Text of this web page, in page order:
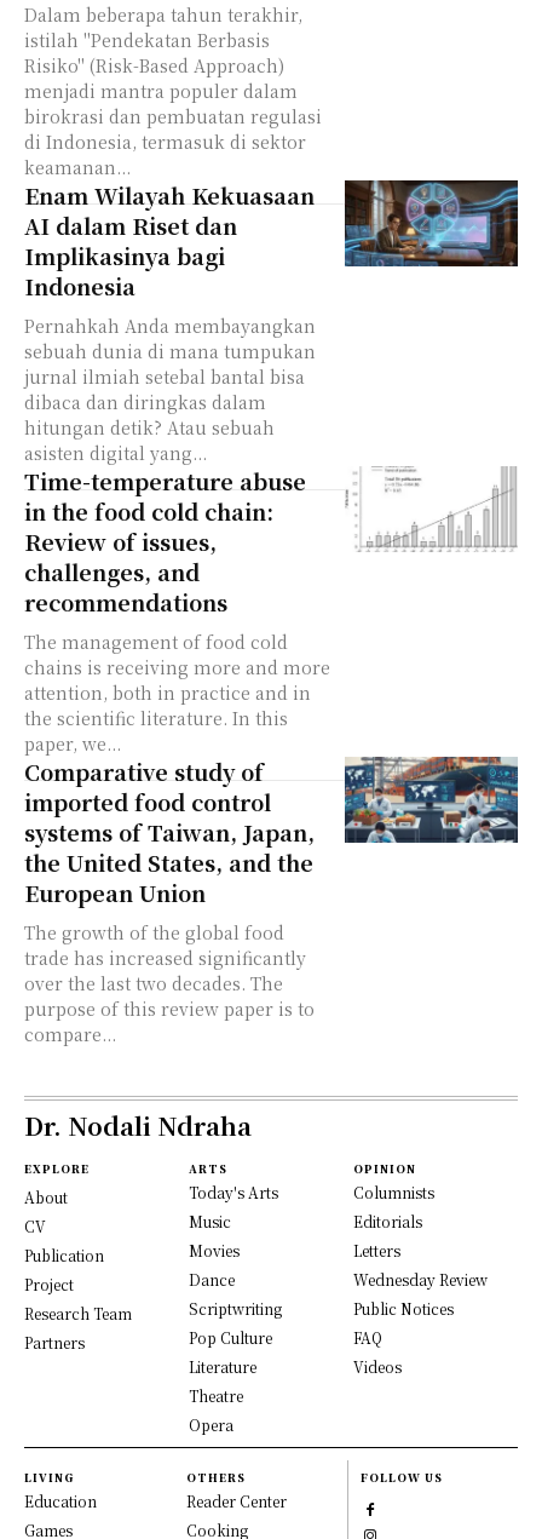
Dalam beberapa tahun terakhir,
istilah "Pendekatan Berbasis
Risiko" (Risk-Based Approach)
menjadi mantra populer dalam
birokrasi dan pembuatan regulasi
di Indonesia, termasuk di sektor
keamanan...
Enam Wilayah Kekuasaan
AI dalam Riset dan
Implikasinya bagi
Indonesia
Pernahkah Anda membayangkan
sebuah dunia di mana tumpukan
jurnal ilmiah setebal bantal bisa
dibaca dan diringkas dalam
hitungan detik? Atau sebuah
asisten digital yang...
Time-temperature abuse
in the food cold chain:
Review of issues,
challenges, and
recommendations
The management of food cold
chains is receiving more and more
attention, both in practice and in
the scientific literature. In this
paper, we...
Comparative study of
imported food control
systems of Taiwan, Japan,
the United States, and the
European Union
The growth of the global food
trade has increased significantly
over the last two decades. The
purpose of this review paper is to
compare...
Dr. Nodali Ndraha
EXPLORE
About
CV
Publication
Project
Research Team
Partners
ARTS
Today's Arts
Music
Movies
Dance
Scriptwriting
Pop Culture
Literature
Theatre
Opera
OPINION
Columnists
Editorials
Letters
Wednesday Review
Public Notices
FAQ
Videos
LIVING
Education
Games
OTHERS
Reader Center
Cooking
FOLLOW US